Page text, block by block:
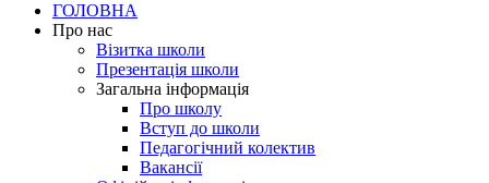
ГОЛОВНА
Про нас
Візитка школи
Презентація школи
Загальна інформація
Про школу
Вступ до школи
Педагогічний колектив
Вакансії